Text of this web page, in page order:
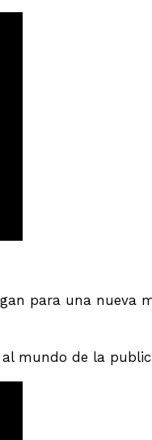
para una nueva
mundo de la